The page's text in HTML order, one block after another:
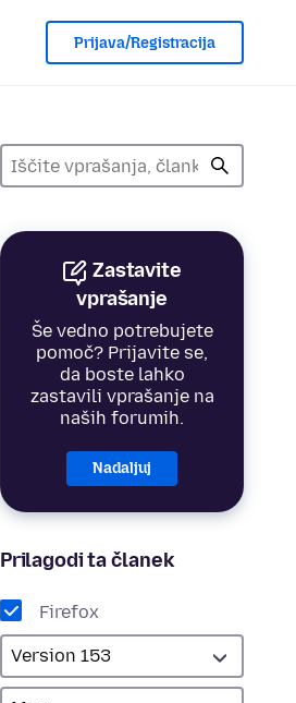
Prijava/Registracija
Zastavite
vprašanje
Še vedno potrebujete
pomoč? Prijavite se,
da boste lahko
zastavili vprašanje na
naših forumih.
Nadaljuj
Prilagodi ta članek
Firefox